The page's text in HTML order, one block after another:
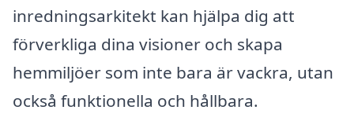
inredningsarkitekt kan hjälpa dig att
förverkliga dina visioner och skapa
hemmiljöer som inte bara är vackra, utan
också funktionella och hållbara.